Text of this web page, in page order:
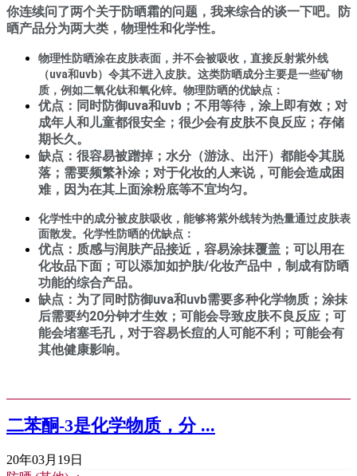
你连续问了两个关于防晒霜的问题，我来综合的谈一下吧。防
晒产品分为两大类，物理性和化学性。
物理性防晒涂在皮肤表面，并不会被吸收，直接反射紫外线
（uva和uvb）令其不进入皮肤。这类防晒成分主要是一些矿物
质，例如二氧化钛和氧化锌。物理防晒的优缺点：
优点：同时防御uva和uvb；不用等待，涂上即有效；对
成年人和儿童都很安全；很少会有皮肤不良反应；存储
期长久。
缺点：很容易被蹭掉；水分（游泳、出汗）都能令其脱
落；需要频繁补涂；对于化妆的人来说，可能会造成困
难，因为在其上面涂粉底等不宜均匀。
化学性中的成分被皮肤吸收，能够将紫外线转为热量通过皮肤表
面散发。化学性防晒的优缺点：
优点：质感与润肤产品接近，容易涂抹覆盖；可以用在
化妆品下面；可以添加如护肤/化妆产品中，制成有防晒
功能的综合产品。
缺点：为了同时防御uva和uvb需要多种化学物质；涂抹
后需要约20分钟才生效；可能会导致皮肤不良反应；可
能会堵塞毛孔，对于容易长痘的人可能不利；可能会有
其他健康影响。
二苯酮-3是化学物质，分 ...
20年03月19日